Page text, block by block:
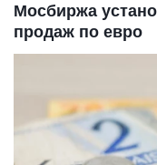
Мосбиржа
продаж по евро